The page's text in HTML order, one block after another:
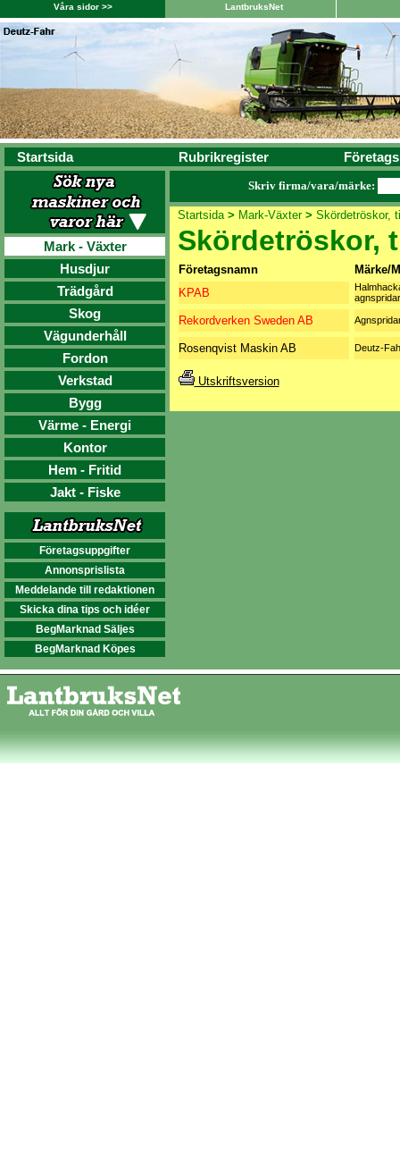
Våra sidor >> LantbruksNet
Startsida Rubrikregister
Mark - Växter
Husdjur
Trädgård
Skog
Vägunderhåll
Fordon
Verkstad
Bygg
Värme - Energi
Kontor
Hem - Fritid
Jakt - Fiske
Företagsuppgifter
Annonsprislista
Meddelande till redaktionen
Skicka dina tips och idéer
BegMarknad Säljes
BegMarknad Köpes
Skriv firma/vara/märke:
Startsida> Mark-Växter> Skördetröskor,
Skördetröskor,
Företagsnamn
Märke/
KPAB
Rekordverken Sweden AB
Rosenqvist Maskin AB Deutz-
Utskriftsversion